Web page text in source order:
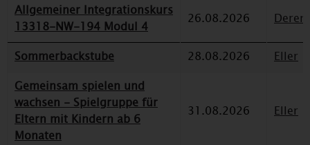
Allgemeiner Integrationskurs
13318-NW-194 Modul 4
26.08.2026
Sommerbackstube 28.08.2026
Eller
Gemeinsam spielen und
wachsen - Spielgruppe für
Eltern mit Kindern ab 6
Monaten
31.08.2026 Eller